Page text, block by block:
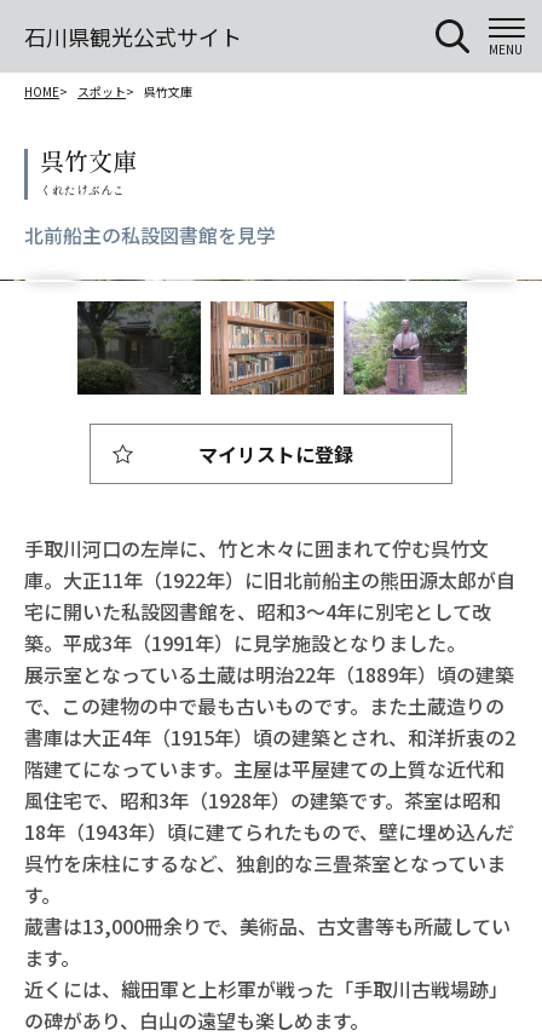
石川県観光公式サイト MENU
HOME スポット 呉竹文庫
呉竹文庫
北前船主の私設図書館を見学
手取川河口の左岸に、竹と木々に囲まれて佇む呉竹文
庫。大正11年（1922年）に旧北前船主の熊田源太郎が自
宅に開いた私設図書館を、昭和3～4年に別宅として改
築。平成3年（1991年）に見学施設となりました。
展示室となっている土蔵は明治22年（1889年）頃の建築
で、この建物の中で最も古いものです。また土蔵造りの
書庫は大正4年（1915年）頃の建築とされ、和洋折衷の2
階建てになっています。主屋は平屋建ての上質な近代和
風住宅で、昭和3年（1928年）の建築です。茶室は昭和
18年（1943年）頃に建てられたもので、壁に埋め込んだ
呉竹を床柱にするなど、独創的な三畳茶室となっていま
す。
蔵書は13,000冊余りで、美術品、古文書等も所蔵してい
ます。
近くには、織田軍と上杉軍が戦った「手取川古戦場跡」
の碑があり、白山の遠望も楽しめます。
マイリストに登録